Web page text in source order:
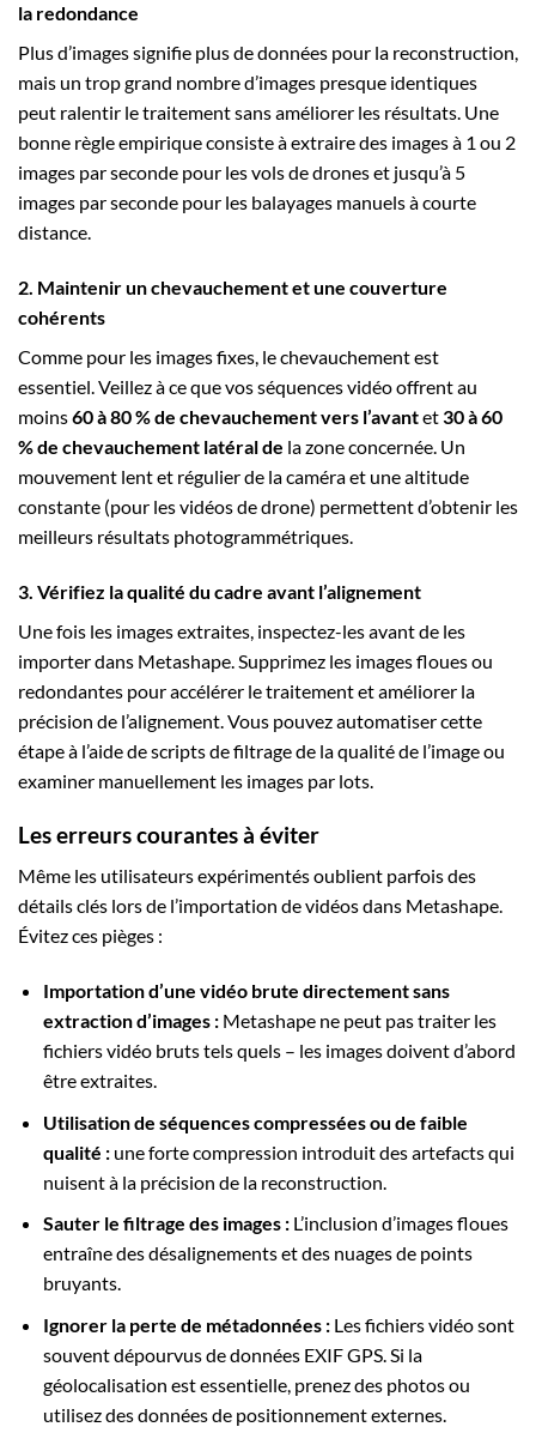
la redondance
Plus d’images signifie plus de données pour la reconstruction,
mais un trop grand nombre d’images presque identiques
peut ralentir le traitement sans améliorer les résultats. Une
bonne règle empirique consiste à extraire des images à 1 ou 2
images par seconde pour les vols de drones et jusqu’à 5
images par seconde pour les balayages manuels à courte
distance.
2. Maintenir un chevauchement et une couverture
cohérents
Comme pour les images fixes, le chevauchement est
essentiel. Veillez à ce que vos séquences vidéo offrent au
moins60 à 80 % de chevauchement vers l’avantet30 à 60
% de chevauchement latéral de la zone concernée. Un
mouvement lent et régulier de la caméra et une altitude
constante (pour les vidéos de drone) permettent d’obtenir les
meilleurs résultats photogrammétriques.
3. Vérifiez la qualité du cadre avant l’alignement
Une fois les images extraites, inspectez-les avant de les
importer dans Metashape. Supprimez les images floues ou
redondantes pour accélérer le traitement et améliorer la
précision de l’alignement. Vous pouvez automatiser cette
étape à l’aide de scripts de filtrage de la qualité de l’image ou
examiner manuellement les images par lots.
Les erreurs courantes à éviter
Même les utilisateurs expérimentés oublient parfois des
détails clés lors de l’importation de vidéos dans Metashape.
Évitez ces pièges :
Importation d’une vidéo brute directement sans
extraction d’images :Metashape ne peut pas traiter les
fichiers vidéo bruts tels quels – les images doivent d’abord
être extraites.
Utilisation de séquences compressées ou de faible
qualité :une forte compression introduit des artefacts qui
nuisent à la précision de la reconstruction.
Sauter le filtrage des images :L’inclusion d’images floues
entraîne des désalignements et des nuages de points
bruyants.
Ignorer la perte de métadonnées :Les fichiers vidéo sont
souvent dépourvus de données EXIF GPS. Si la
géolocalisation est essentielle, prenez des photos ou
utilisez des données de positionnement externes.